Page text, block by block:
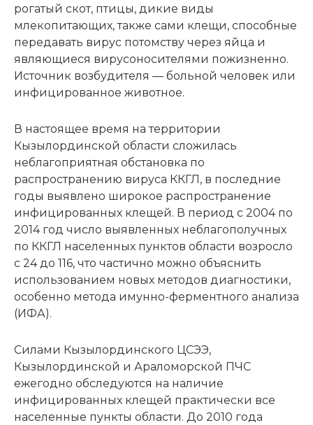
рогатый скот, птицы, дикие виды
млекопитающих, также сами клещи, способные
передавать вирус потомству через яйца и
являющиеся вирусоносителями пожизненно.
Источник возбудителя — больной человек или
инфицированное животное.
В настоящее время на территории
Кызылординской области сложилась
неблагоприятная обстановка по
распространению вируса ККГЛ, в последние
годы выявлено широкое распространение
инфицированных клещей. В период с 2004 по
2014 год число выявленных неблагополучных
по ККГЛ населенных пунктов области возросло
с 24 до 116, что частично можно объяснить
использованием новых методов диагностики,
особенно метода имунно-ферментного анализа
(ИФА).
Силами Кызылординского ЦСЭЭ,
Кызылординской и Араломорской ПЧС
ежегодно обследуются на наличие
инфицированных клещей практически все
населенные пункты области. До 2010 года